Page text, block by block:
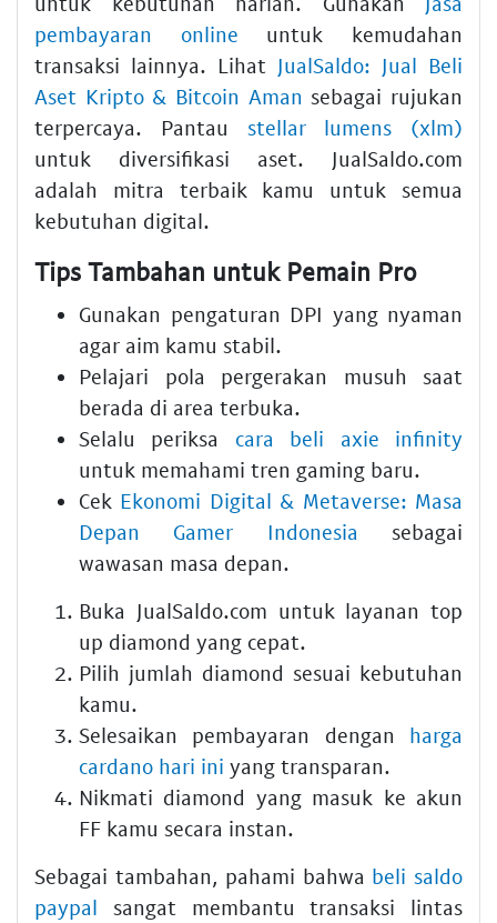
pembayaran online untuk kemudahan
transaksi lainnya. Lihat JualSaldo: Jual Beli
Aset Kripto & Bitcoin Aman sebagai rujukan
terpercaya. Pantau stellar lumens (xlm)
untuk diversifikasi aset. JualSaldo.com
adalah mitra terbaik kamu untuk semua
kebutuhan digital.
Tips Tambahan untuk Pemain Pro
Gunakan pengaturan DPI yang nyaman
agar aim kamu stabil.
Pelajari pola pergerakan musuh saat
berada di area terbuka.
Selalu periksa cara beli axie infinity
untuk memahami tren gaming baru.
Cek Ekonomi Digital & Metaverse: Masa
Depan Gamer Indonesia sebagai
wawasan masa depan.
Buka JualSaldo.com untuk layanan top
up diamond yang cepat.
Pilih jumlah diamond sesuai kebutuhan
kamu.
Selesaikan pembayaran dengan harga
cardano hari ini yang transparan.
Nikmati diamond yang masuk ke akun
FF kamu secara instan.
Sebagai tambahan, pahami bahwa beli saldo
paypal sangat membantu transaksi lintas